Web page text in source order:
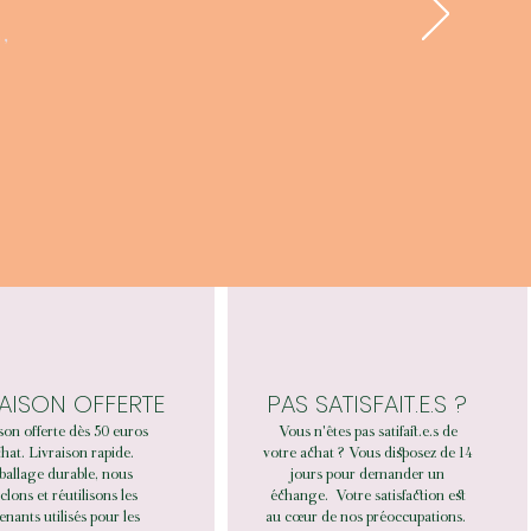
OFFERTE
offerte dès 50 euros
Livraison rapide.
durable, nous
et réutilisons les
utilisés pour les
PAS SATISFAIT.E.S ?
Vous n'êtes pas satifait.e.s de
votre achat ? Vous disposez de 14
jours pour demander un
échange. Votre satisfaction est
au cœur de nos préoccupations.